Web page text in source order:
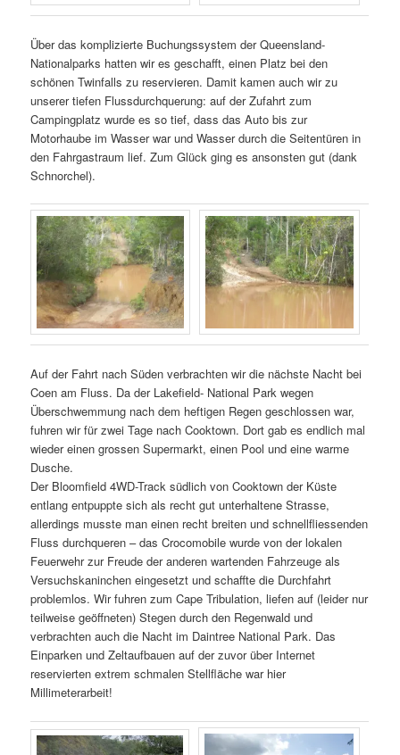
Über das komplizierte Buchungssystem der Queensland-
Nationalparks hatten wir es geschafft, einen Platz bei den
schönen Twinfalls zu reservieren. Damit kamen auch wir zu
unserer tiefen Flussdurchquerung: auf der Zufahrt zum
Campingplatz wurde es so tief, dass das Auto bis zur
Motorhaube im Wasser war und Wasser durch die Seitentüren in
den Fahrgastraum lief. Zum Glück ging es ansonsten gut (dank
Schnorchel).
Auf der Fahrt nach Süden verbrachten wir die nächste Nacht bei
Coen am Fluss. Da der Lakefield- National Park wegen
Überschwemmung nach dem heftigen Regen geschlossen war,
fuhren wir für zwei Tage nach Cooktown. Dort gab es endlich mal
wieder einen grossen Supermarkt, einen Pool und eine warme
Dusche.
Der Bloomfield 4WD-Track südlich von Cooktown der Küste
entlang entpuppte sich als recht gut unterhaltene Strasse,
allerdings musste man einen recht breiten und schnellfliessenden
Fluss durchqueren – das Crocomobile wurde von der lokalen
Feuerwehr zur Freude der anderen wartenden Fahrzeuge als
Versuchskaninchen eingesetzt und schaffte die Durchfahrt
problemlos. Wir fuhren zum Cape Tribulation, liefen auf (leider nur
teilweise geöffneten) Stegen durch den Regenwald und
verbrachten auch die Nacht im Daintree National Park. Das
Einparken und Zeltaufbauen auf der zuvor über Internet
reservierten extrem schmalen Stellfläche war hier
Millimeterarbeit!